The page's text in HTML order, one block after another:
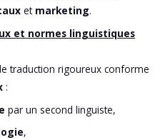
et marketing.
et normes linguistiques
traduction rigoureux conforme
:
par un second linguiste,
,